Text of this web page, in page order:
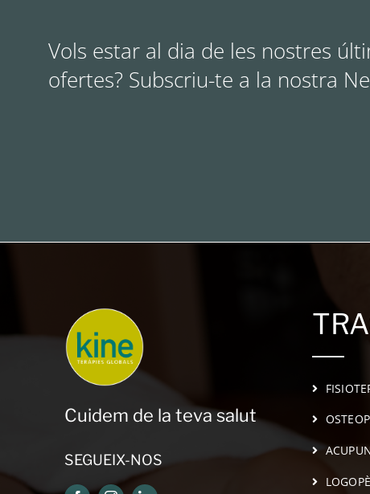
Vols estar al dia de les nostres
ofertes? Subscriu-te a la nostra
Cuidem de la teva salut
SEGUEIX-NOS